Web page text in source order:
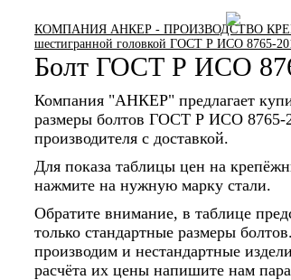
КОМПАНИЯ АНКЕР - ПРОИЗВОДСТВО
шестигранной головкой ГОСТ Р ИСО 8765-
Болт ГОСТ Р ИСО
Компания "АНКЕР" предлагает
размеры болтов ГОСТ Р ИСО 8765-
производителя с доставкой.
Для показа таблицы цен на
нажмите на нужную марку стали.
Обратите внимание, в таблице
только стандартные размеры
производим и нестандартные
расчёта их цены напишите нам